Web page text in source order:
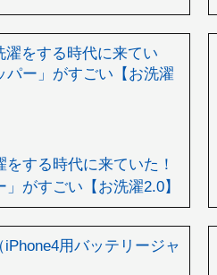
する時代に来ていた！
」がすごい【お洗濯2.0】